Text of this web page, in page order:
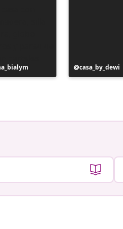
Publicación
realizada
casa_by_dewi